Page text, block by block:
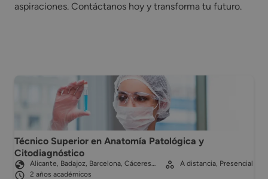
aspiraciones. Contáctanos hoy y transforma tu futuro.
Técnico Superior en Anatomía Patológica y
Citodiagnóstico
Alicante, Badajoz, Barcelona, Cáceres…
2 años académicos
A distancia, Presencial